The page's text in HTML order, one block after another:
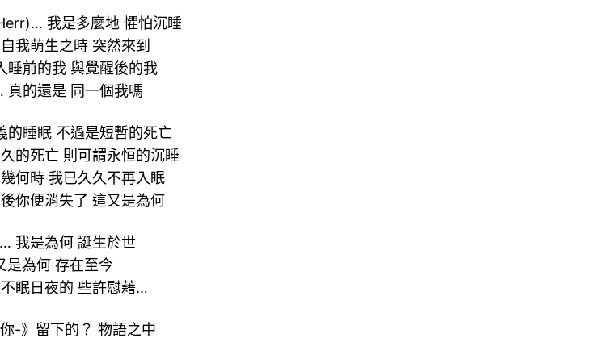
我是多麼地 懼怕沉睡
我萌生之時 突然來到
睡前的我 與覺醒後的我
真的還是 同一個我嗎
的睡眠 不過是短暫的死亡
的死亡 則可謂永恒的沉睡
何時 我已久久不再入眠
你便消失了 這又是為何
我是為何 誕生於世
是為何 存在至今
眠日夜的 些許慰藉…
-》留下的？ 物語之中